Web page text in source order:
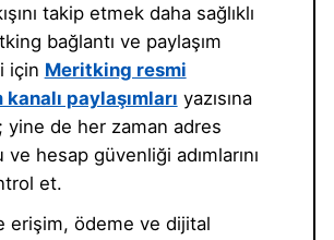
takip etmek daha sağlıklı
bağlantı ve paylaşım
için Meritking resmi
paylaşımları yazısına
yine de her zaman adres
hesap güvenliği adımlarını
et.
erişim, ödeme ve dijital